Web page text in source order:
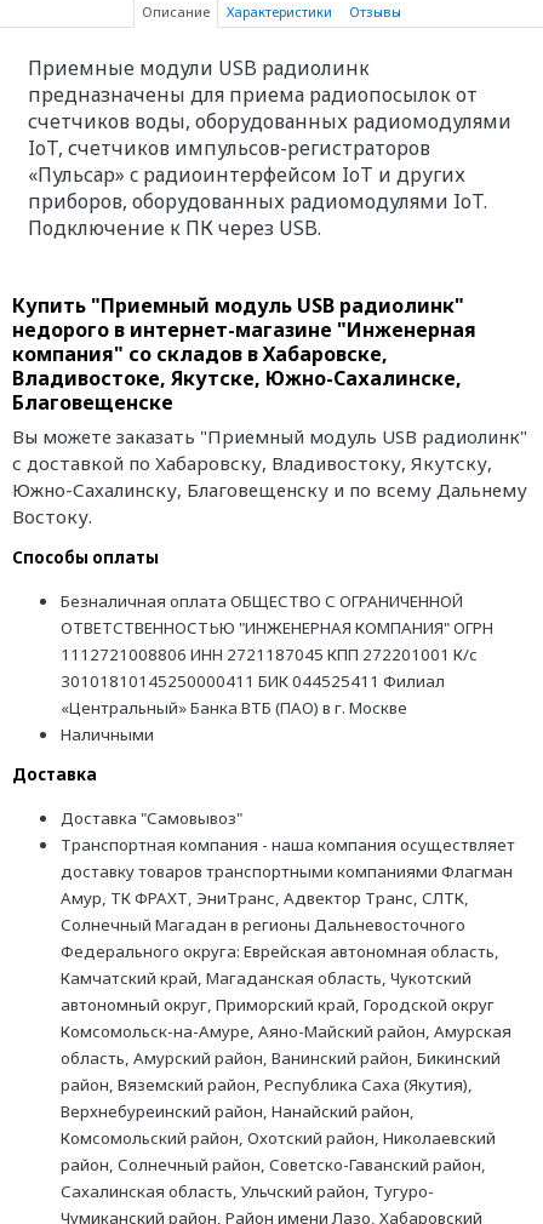
Описание Характеристики Отзывы
Приемные модули USB радиолинк
предназначены для приема радиопосылок от
счетчиков воды, оборудованных радиомодулями
IoT, счетчиков импульсов-регистраторов
«Пульсар» c радиоинтерфейсом IoT и других
приборов, оборудованных радиомодулями IoT.
Подключение к ПК через USB.
Купить "Приемный модуль USB радиолинк"
недорого в интернет-магазине "Инженерная
компания" со складов в Хабаровске,
Владивостоке, Якутске, Южно-Сахалинске,
Благовещенске
Вы можете заказать "Приемный модуль USB радиолинк"
с доставкой по Хабаровску, Владивостоку, Якутску,
Южно-Сахалинску, Благовещенску и по всему Дальнему
Востоку.
Способы оплаты
Безналичная оплата ОБЩЕСТВО С ОГРАНИЧЕННОЙ
ОТВЕТСТВЕННОСТЬЮ "ИНЖЕНЕРНАЯ КОМПАНИЯ" ОГРН
1112721008806 ИНН 2721187045 КПП 272201001 К/с
30101810145250000411 БИК 044525411 Филиал
«Центральный» Банка ВТБ (ПАО) в г. Москве
Наличными
Доставка
Доставка "Самовывоз"
Транспортная компания - наша компания осуществляет
доставку товаров транспортными компаниями Флагман
Амур, ТК ФРАХТ, ЭниТранс, Адвектор Транс, СЛТК,
Солнечный Магадан в регионы Дальневосточного
Федерального округа: Еврейская автономная область,
Камчатский край, Магаданская область, Чукотский
автономный округ, Приморский край, Городской округ
Комсомольск-на-Амуре, Аяно-Майский район, Амурская
область, Амурский район, Ванинский район, Бикинский
район, Вяземский район, Республика Саха (Якутия),
Верхнебуреинский район, Нанайский район,
Комсомольский район, Охотский район, Николаевский
район, Солнечный район, Советско-Гаванский район,
Сахалинская область, Ульчский район, Тугуро-
Чумиканский район, Район имени Лазо, Хабаровский